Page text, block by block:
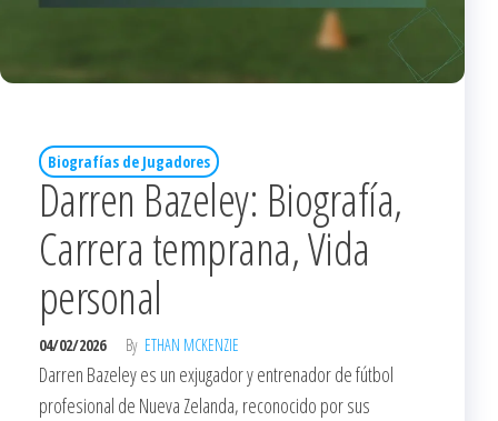
Biografías de Jugadores
Darren Bazeley: Biografía,
Carrera temprana, Vida
personal
04/02/2026 By ETHAN MCKENZIE
Darren Bazeley es un exjugador y entrenador de fútbol
profesional de Nueva Zelanda, reconocido por sus